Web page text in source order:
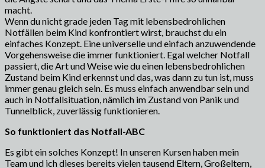
macht.
Wenn du nicht grade jeden Tag mit lebensbedrohlichen
Notfällen beim Kind konfrontiert wirst, brauchst du ein
einfaches Konzept. Eine universelle und einfach anzuwendende
Vorgehensweise die immer funktioniert. Egal welcher Notfall
passiert, die Art und Weise wie du einen lebensbedrohlichen
Zustand beim Kind erkennst und das, was dann zu tun ist, muss
immer genau gleich sein. Es muss einfach anwendbar sein und
auch in Notfallsituation, nämlich im Zustand von Panik und
Tunnelblick, zuverlässig funktionieren.
So funktioniert das Notfall-ABC
Es gibt ein solches Konzept! In unseren Kursen haben mein
Team und ich dieses bereits vielen tausend Eltern, Großeltern,